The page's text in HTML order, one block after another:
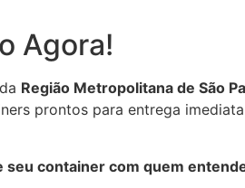
Agora!
Região Metropolitana de São
prontos para entrega
container com quem